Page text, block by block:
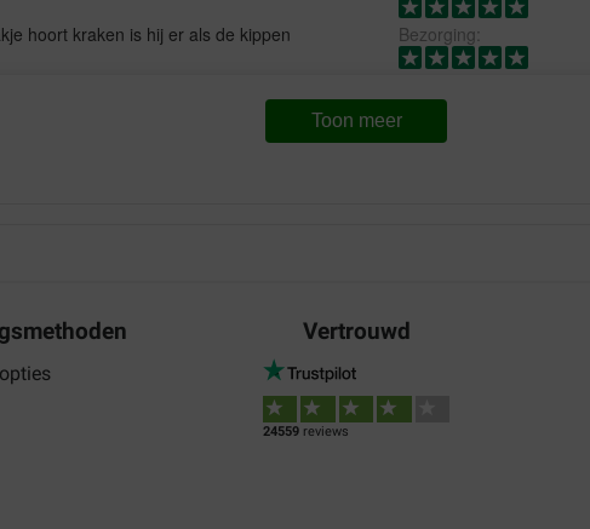
hoort kraken is hij er als de kippen
Bezorging:
Translate to English
verwacht.
Toon meer
Vertrouwd
24559reviews